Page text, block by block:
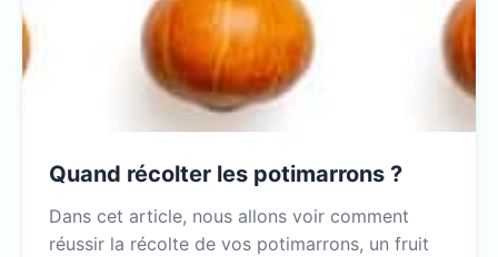
Quand récolter les potimarrons ?
Dans cet article, nous allons voir comment
réussir la récolte de vos potimarrons, un fruit